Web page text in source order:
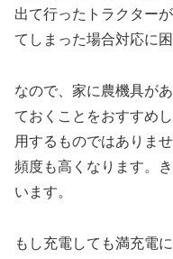
出て行ったトラクター
てしまった場合対応に困
なので、家に農機具が
ておくことをおすすめ
用するものではありま
頻度も高くなります。
います。
もし充電しても満充電